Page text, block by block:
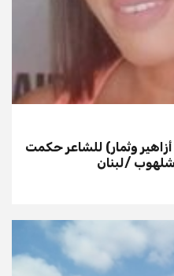
وثمار) للشاعر حكمت
شلهوب /لبنان